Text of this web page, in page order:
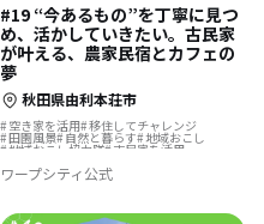
#19 “今あるもの”を丁寧に見つ
め、活かしていきたい。古民家
が叶える、農家民宿とカフェの
夢
秋田県由利本荘市
空き家を活用 移住してチャレンジ
田園風景 自然と暮らす 地域おこし
地域おこし協力隊 古民家を活用
ワープシティ公式